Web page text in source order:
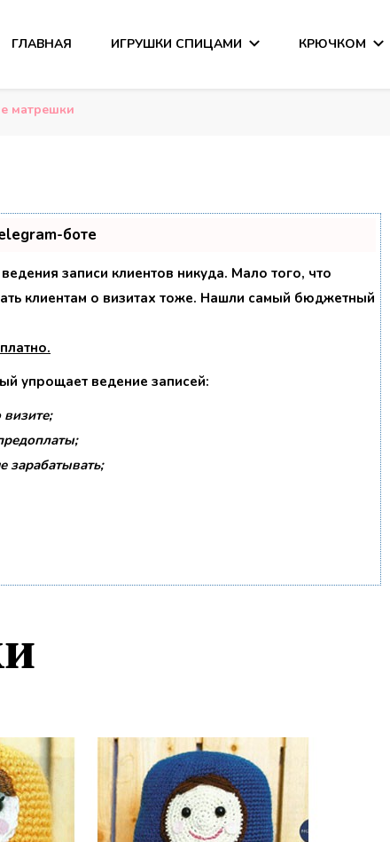
ГЛАВНАЯ ИГРУШКИ СПИЦАМИ КРЮЧКОМ
матрешки
боте
записи клиентов никуда. Мало того, что
клиентам о визитах тоже. Нашли самый бюджетный
.
упрощает ведение записей:
зарабатывать;